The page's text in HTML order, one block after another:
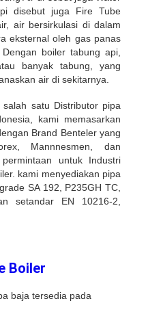
disebut juga Fire Tube
air bersirkulasi di dalam
eksternal oleh gas panas
boiler tabung api,
banyak tabung, yang
air di sekitarnya.
satu Distributor pipa
kami memasarkan
Brand Benteler yang
Mannnesmen, dan
untuk Industri
kami menyediakan pipa
SA 192, P235GH TC,
setandar EN 10216-2,
Boiler
baja tersedia pada